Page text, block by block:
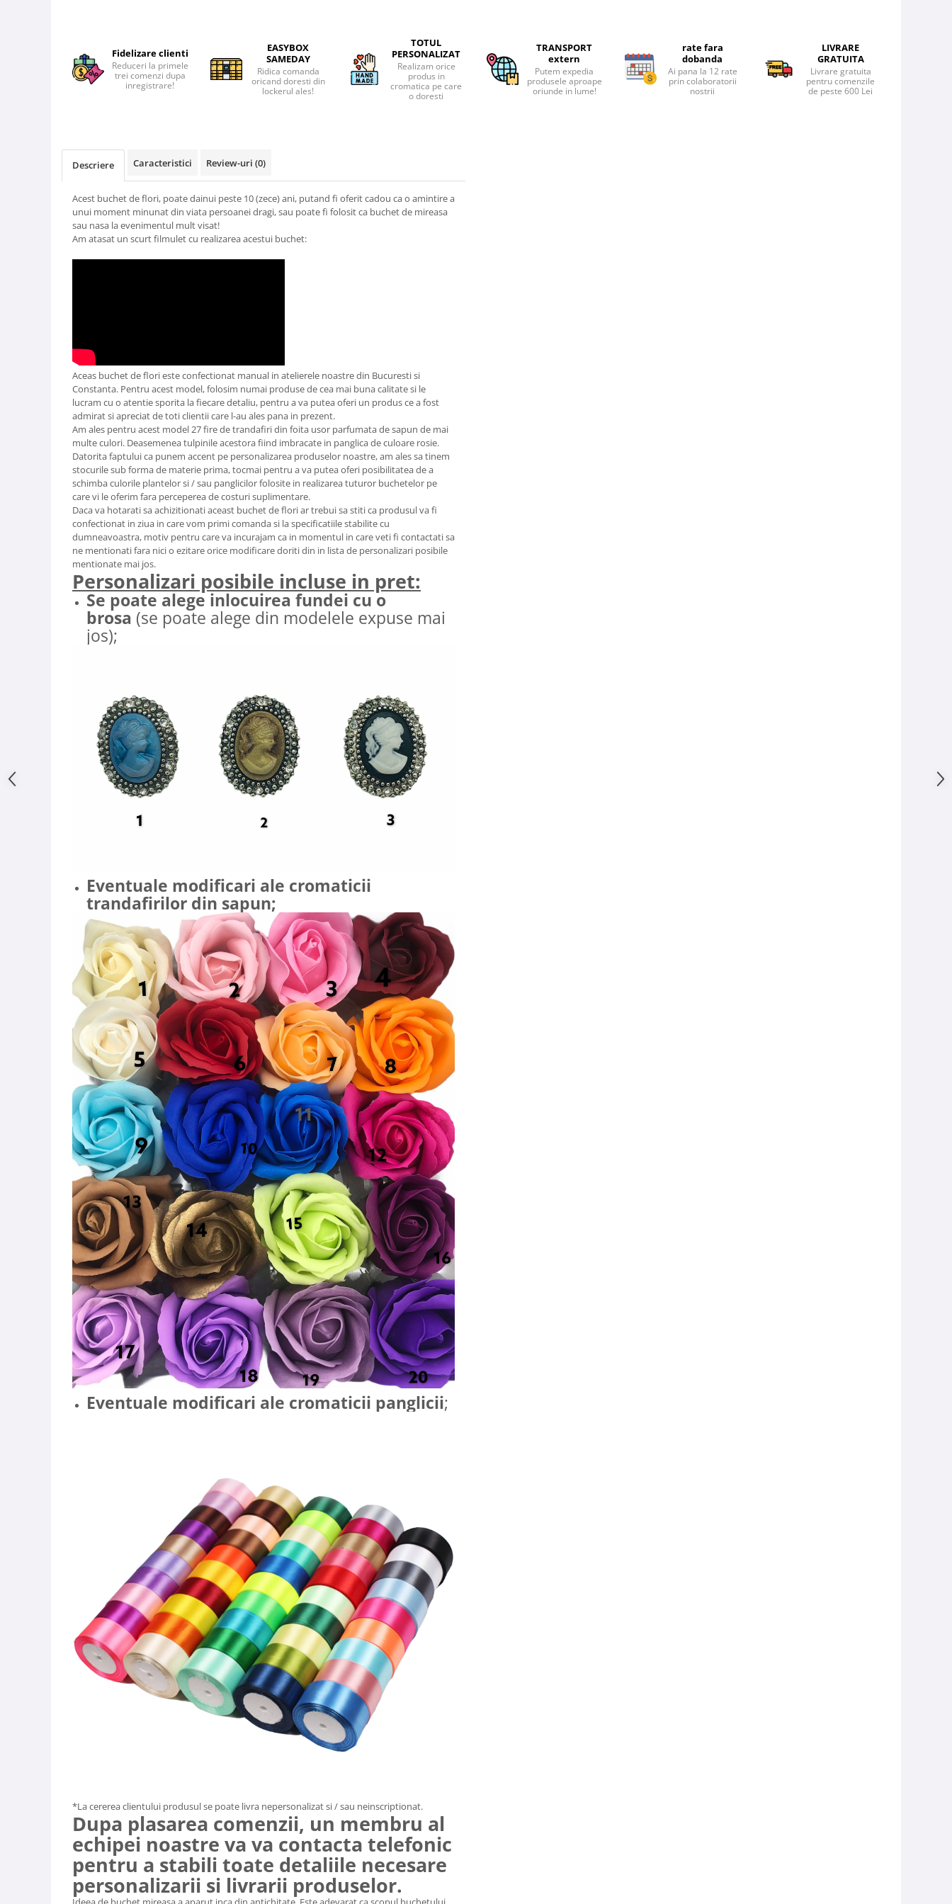
Fidelizare clienti
Reduceri la primele
trei comenzi dupa
inregistrare!
EASYBOX
SAMEDAY
Ridica comanda
oricand doresti din
lockerul ales!
TOTUL
PERSONALIZAT
Realizam orice
produs in
cromatica pe care
o doresti
TRANSPORT
extern
Putem expedia
produsele aproape
oriunde in lume!
rate fara
dobanda
Ai pana la 12 rate
prin colaboratorii
nostrii
LIVRARE
GRATUITA
Livrare gratuita
pentru comenzile
de peste 600 Lei
Descriere Caracteristici Review-uri (0)
Acest buchet de flori, poate dainui peste 10 (zece) ani, putand fi oferit cadou ca o amintire a
unui moment minunat din viata persoanei dragi, sau poate fi folosit ca buchet de mireasa
sau nasa la evenimentul mult visat!
Am atasat un scurt filmulet cu realizarea acestui buchet:
Aceas buchet de flori este confectionat manual in atelierele noastre din Bucuresti si
Constanta. Pentru acest model, folosim numai produse de cea mai buna calitate si le
lucram cu o atentie sporita la fiecare detaliu, pentru a va putea oferi un produs ce a fost
admirat si apreciat de toti clientii care l-au ales pana in prezent.
Am ales pentru acest model 27 fire de trandafiri din foita usor parfumata de sapun de mai
multe culori. Deasemenea tulpinile acestora fiind imbracate in panglica de culoare rosie.
Datorita faptului ca punem accent pe personalizarea produselor noastre, am ales sa tinem
stocurile sub forma de materie prima, tocmai pentru a va putea oferi posibilitatea de a
schimba culorile plantelor si / sau panglicilor folosite in realizarea tuturor buchetelor pe
care vi le oferim fara perceperea de costuri suplimentare.
Daca va hotarati sa achizitionati aceast buchet de flori ar trebui sa stiti ca produsul va fi
confectionat in ziua in care vom primi comanda si la specificatiile stabilite cu
dumneavoastra, motiv pentru care va incurajam ca in momentul in care veti fi contactati sa
ne mentionati fara nici o ezitare orice modificare doriti din in lista de personalizari posibile
mentionate mai jos.
Personalizari posibile incluse in pret:
Se poate alege inlocuirea fundei cu o
brosa (se poate alege din modelele expuse mai
jos);
Eventuale modificari ale cromaticii
trandafirilor din sapun;
Eventuale modificari ale cromaticii panglicii;
*La cererea clientului produsul se poate livra nepersonalizat si / sau neinscriptionat.
Dupa plasarea comenzii, un membru al
echipei noastre va va contacta telefonic
pentru a stabili toate detaliile necesare
personalizarii si livrarii produselor.